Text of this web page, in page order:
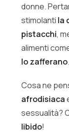
donne.
stimolanti la
pistacchi,
alimenti
lo zafferano.
Cosa ne
afrodisiaca
sessualità?
libido!